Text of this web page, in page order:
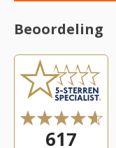
Beoordeling